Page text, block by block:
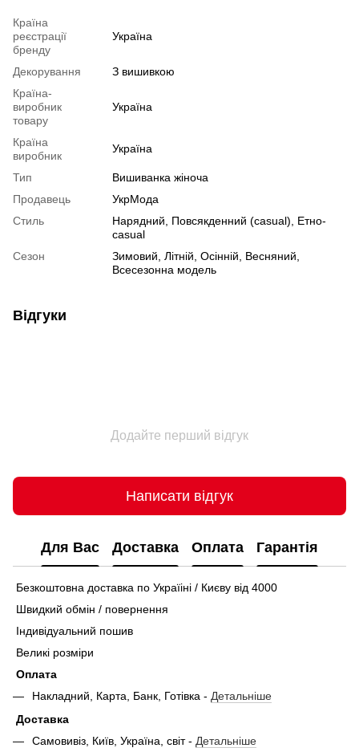
Країна
реєстрації
бренду
Україна
Декорування
З вишивкою
Країна-
виробник
товару
Україна
Країна
виробник
Україна
Тип
Вишиванка жіноча
Продавець
УкрМода
Стиль
Нарядний, Повсякденний (casual), Етно-
casual
Сезон
Зимовий, Літній, Осінній, Весняний,
Всесезонна модель
Відгуки
Додайте перший відгук
Написати відгук
Для Вас Доставка Оплата Гарантія
Безкоштовна доставка по Україіні / Києву від 4000
Швидкий обмін / повернення
Індивідуальний пошив
Великі розміри
Оплата
Накладний, Карта, Банк, Готівка - Детальніше
Доставка
Самовивіз, Київ, Україна, світ - Детальніше